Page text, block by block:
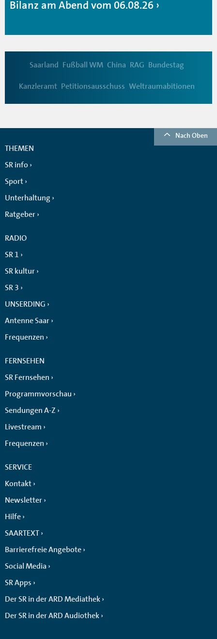
Bilanz am Abend vom 06.08.26
Saarland Fußball WM China RAG Bundestag
Kanzleramt Petitionsausschuss Weltraumabitionen
Nach Oben
THEMEN
SR info
Sport
Unterhaltung
Ratgeber
RADIO
SR 1
SR kultur
SR 3
UNSERDING
Antenne Saar
Frequenzen
FERNSEHEN
SR Fernsehen
Programmvorschau
Sendungen A-Z
Livestream
Frequenzen
SERVICE
Kontakt
Newsletter
Hilfe
SAARTEXT
Barrierefreie Angebote
Social Media
SR Apps
Der SR in der ARD Mediathek
Der SR in der ARD Audiothek